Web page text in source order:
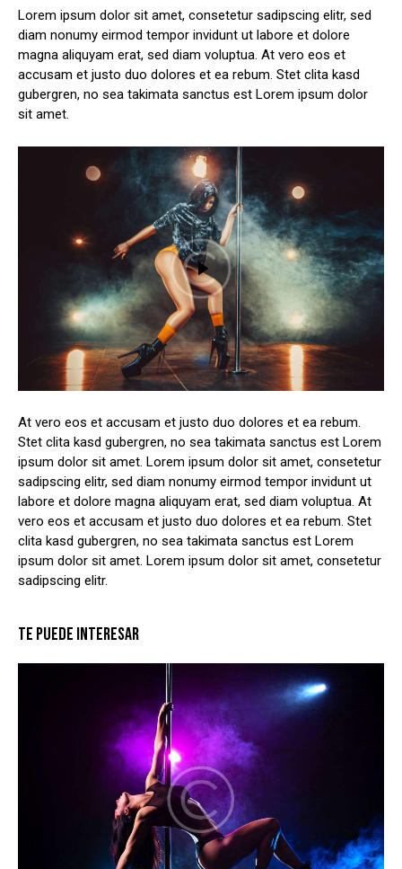
Lorem ipsum dolor sit amet, consetetur sadipscing elitr, sed
diam nonumy eirmod tempor invidunt ut labore et dolore
magna aliquyam erat, sed diam voluptua. At vero eos et
accusam et justo duo dolores et ea rebum. Stet clita kasd
gubergren, no sea takimata sanctus est Lorem ipsum dolor
sit amet.
At vero eos et accusam et justo duo dolores et ea rebum.
Stet clita kasd gubergren, no sea takimata sanctus est Lorem
ipsum dolor sit amet. Lorem ipsum dolor sit amet, consetetur
sadipscing elitr, sed diam nonumy eirmod tempor invidunt ut
labore et dolore magna aliquyam erat, sed diam voluptua. At
vero eos et accusam et justo duo dolores et ea rebum. Stet
clita kasd gubergren, no sea takimata sanctus est Lorem
ipsum dolor sit amet. Lorem ipsum dolor sit amet, consetetur
sadipscing elitr.
TE PUEDE INTERESAR